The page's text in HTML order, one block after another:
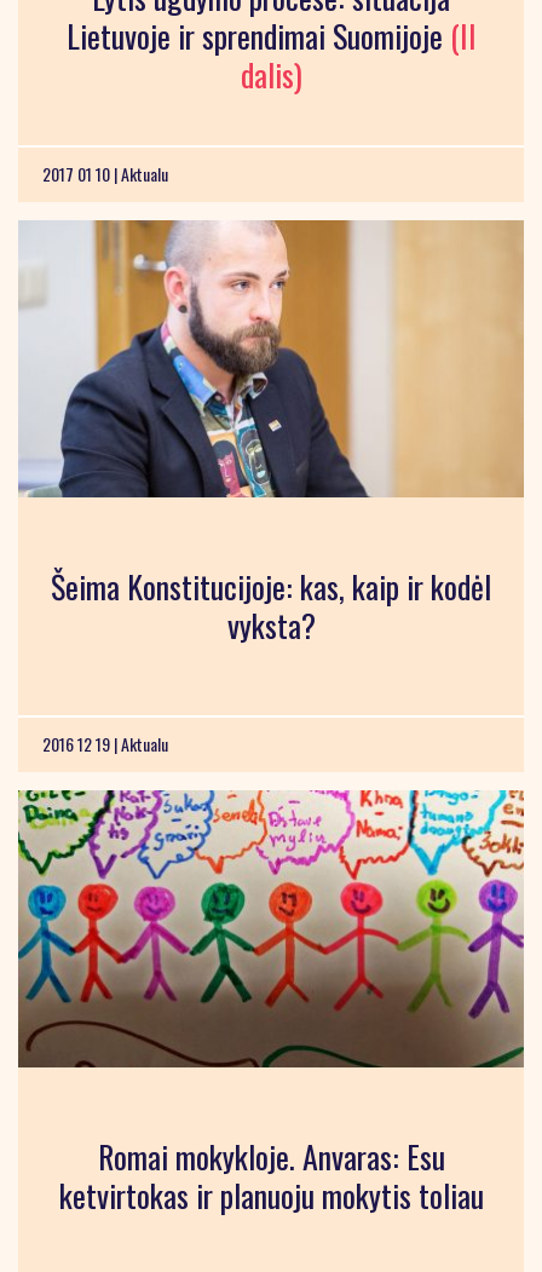
Lietuvoje ir sprendimai Suomijoje (II
dalis)
2017 01 10 |Aktualu
Šeima Konstitucijoje: kas, kaip ir kodėl
vyksta?
2016 12 19 |Aktualu
Romai mokykloje. Anvaras: Esu
ketvirtokas ir planuoju mokytis toliau